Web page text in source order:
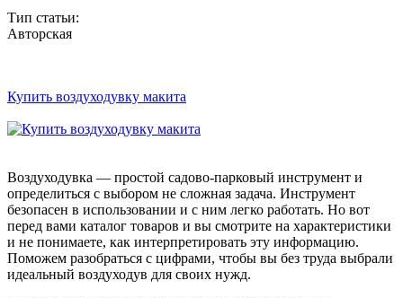
Тип статьи:
Авторская
Купить воздуходувку макита
Воздуходувка — простой садово-парковый инструмент и
определиться с выбором не сложная задача. Инструмент
безопасен в использовании и с ним легко работать. Но вот
перед вами каталог товаров и вы смотрите на характеристики
и не понимаете, как интерпретировать эту информацию.
Поможем разобраться с цифрами, чтобы вы без труда выбрали
идеальный воздуходув для своих нужд.